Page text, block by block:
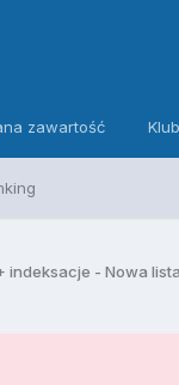
zawartość
- Nowa